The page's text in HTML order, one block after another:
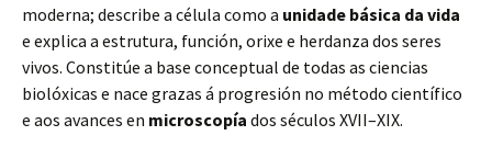
moderna; describe a célula como a unidade básica da vida
e explica a estrutura, función, orixe e herdanza dos seres
vivos. Constitúe a base conceptual de todas as ciencias
biolóxicas e nace grazas á progresión no método científico
e aos avances en microscopía dos séculos XVII–XIX.